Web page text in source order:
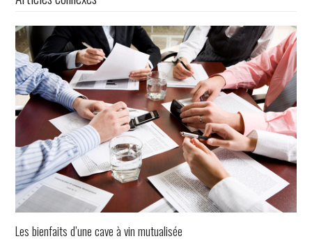
Les bienfaits d’une cave à vin mutualisée